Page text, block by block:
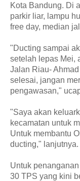
Kota Bandung. Di
parkir liar, lampu
free day, median
"Ducting sampai
setelah lepas Mei,
Jalan Riau-
selesai, jangan
pengawasan,"
"Saya akan
kecamatan untuk
Untuk membantu
ducting," lanjutnya.
Untuk
30 TPS yang kini